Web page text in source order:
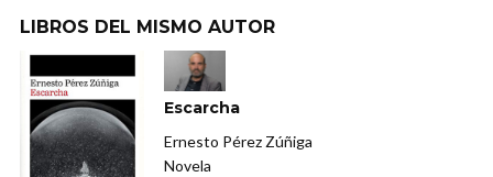
LIBROS DEL MISMO AUTOR
Escarcha
Ernesto Pérez Zúñiga
Novela